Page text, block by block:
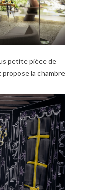
petite pièce de
propose la chambre